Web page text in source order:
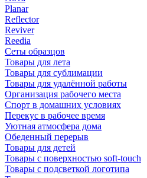
Planar
Reflector
Reviver
Reedia
Сеты образцов
Товары для лета
Товары для сублимации
Товары для удалённой работы
Организация рабочего места
Спорт в домашних условиях
Перекус в рабочее время
Уютная атмосфера дома
Обеденный перерыв
Товары для детей
Товары с поверхностью soft-touch
Товары с подсветкой логотипа